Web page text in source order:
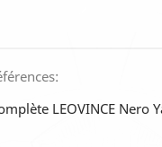
LEOVINCE Nero